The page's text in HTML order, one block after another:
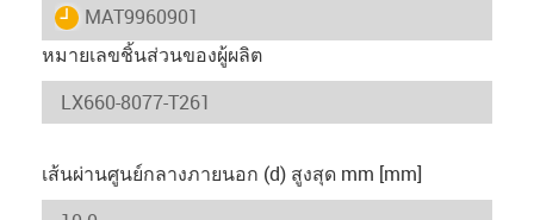
igus-icon-lieferzeit
MAT9960901
หมายเลขชิ้นส่วนของผู้ผลิต
เส้นผ่านศูนย์กลางภายนอก (d) สูงสุด mm [mm]